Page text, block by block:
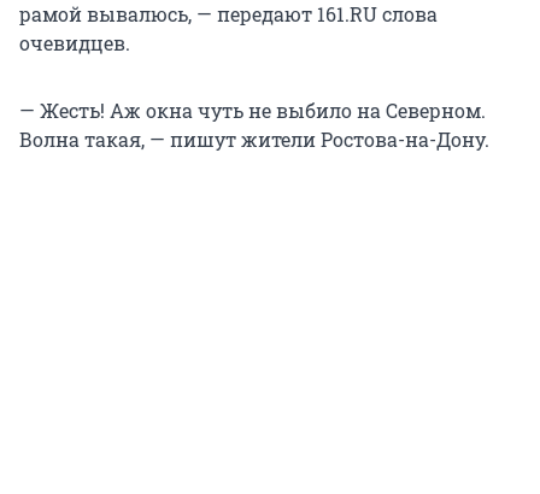
рамой вывалюсь, — передают 161.RU слова
очевидцев.
— Жесть! Аж окна чуть не выбило на Северном.
Волна такая, — пишут жители Ростова-на-Дону.